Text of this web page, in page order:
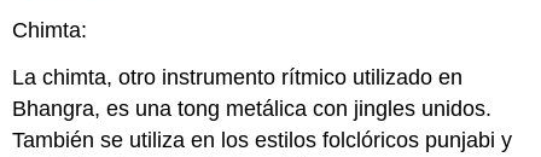
Chimta:
La chimta, otro instrumento rítmico utilizado en
Bhangra, es una tong metálica con jingles unidos.
También se utiliza en los estilos folclóricos punjabi y